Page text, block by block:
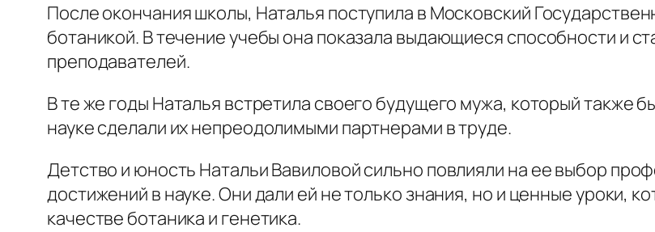
После окончания школы, Наталья поступила в Московский
ботаникой. В течение учебы она показала выдающиеся способности и
преподавателей.
В те же годы Наталья встретила своего будущего мужа, который также
науке сделали их непреодолимыми партнерами в труде.
Детство и юность Натальи Вавиловой сильно повлияли на ее выбор
достижений в науке. Они дали ей не только знания, но и ценные уроки,
качестве ботаника и генетика.